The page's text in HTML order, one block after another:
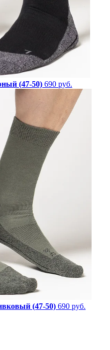
(47-50) 690 руб.
(47-50) 690 руб.